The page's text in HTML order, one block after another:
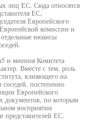
лиц ЕС. Сюда относятся
ЕС,
Европейского
комиссии и
нюансы
и мнения Комитета
Вместе с тем, роль
влияющего на
постепенно
Европейского
документов, по которым
восприятии
представителей ЕС.